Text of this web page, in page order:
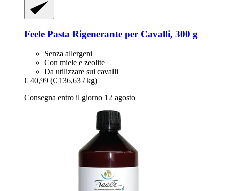
Feele Pasta Rigenerante per Cavalli, 300 g
Senza allergeni
Con miele e zeolite
Da utilizzare sui cavalli
€ 40,99 (€ 136,63 / kg)
Consegna entro il giorno 12 agosto